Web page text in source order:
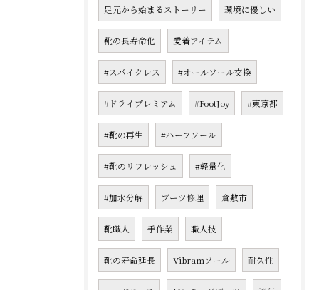
足元から始まるストーリー 環境に優しい
靴の長寿命化 愛着アイテム
#スパイクレス #オールソール交換
#ドライプレミアム #FootJoy #東京都
#靴の再生 #ハーフソール
#靴のリフレッシュ #軽量化
#加水分解 ブーツ修理 倉敷市
靴職人 手作業 職人技
靴の寿命延長 Vibramソール 耐久性